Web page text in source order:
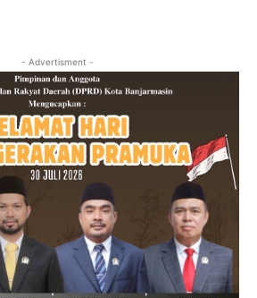
- Advertisment -